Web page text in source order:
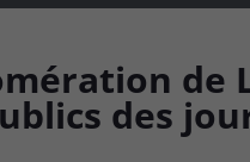
des